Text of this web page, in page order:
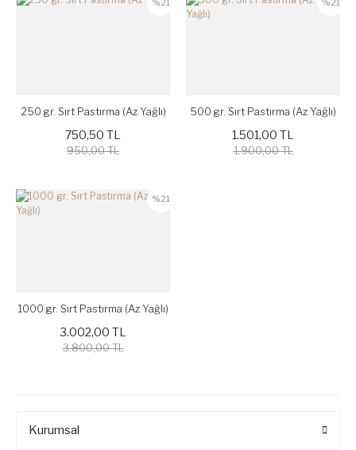
%21
250 gr. Sırt Pastırma (Az Yağlı)
750,50 TL
950,00 TL
%21
500 gr. Sırt Pastırma (Az Yağlı)
1.501,00 TL
1.900,00 TL
%21
1000 gr. Sırt Pastırma (Az Yağlı)
3.002,00 TL
3.800,00 TL
Kurumsal